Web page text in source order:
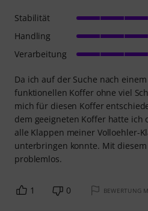
Da ich auf der Suche nach
funktionellen Koffer ohne viel
mich für diesen Koffer
dem geeigneten Koffer hatte ich
alle Klappen meiner Volloehler-
unterbringen konnte. Mit
problemlos.
Stabilität
Handling
Verarbeitung
1 0 BEWERTUNG